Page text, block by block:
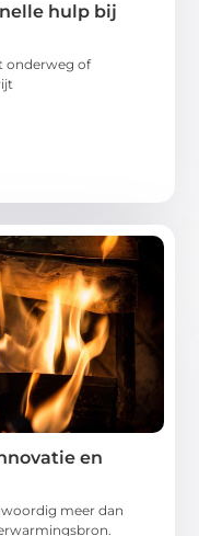
hulp bij
onderweg of
en
meer dan